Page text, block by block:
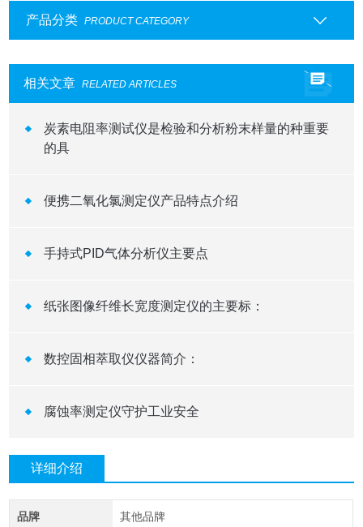
产品分类 PRODUCT CATEGORY
相关文章 RELATED ARTICLES
炭素电阻率测试仪是检验和分析粉末样量的种重要
的具
便携二氧化氯测定仪产品特点介绍
手持式PID气体分析仪主要点
纸张图像纤维长宽度测定仪的主要标：
数控固相萃取仪仪器简介：
腐蚀率测定仪守护工业安全
详细介绍
品牌 其他品牌